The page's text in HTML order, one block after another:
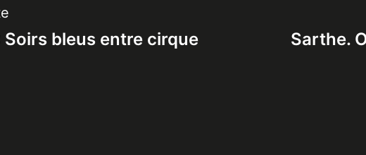
bleus entre cirque
Sarthe.